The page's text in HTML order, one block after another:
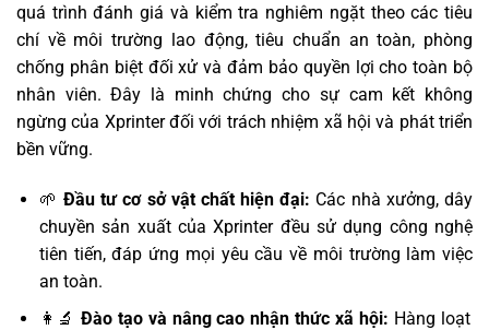
quá trình đánh giá và kiểm tra nghiêm ngặt theo các tiêu
chí về môi trường lao động, tiêu chuẩn an toàn, phòng
chống phân biệt đối xử và đảm bảo quyền lợi cho toàn bộ
nhân viên. Đây là minh chứng cho sự cam kết không
ngừng của Xprinter đối với trách nhiệm xã hội và phát triển
bền vững.
🌱Đầu tư cơ sở vật chất hiện đại: Các nhà xưởng, dây
chuyền sản xuất của Xprinter đều sử dụng công nghệ
tiên tiến, đáp ứng mọi yêu cầu về môi trường làm việc
an toàn.
👩‍🔬 Đào tạo và nâng cao nhận thức xã hội: Hàng loạt